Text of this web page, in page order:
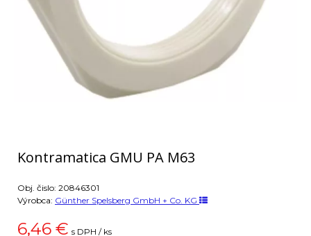
Kontramatica GMU PA M63
Obj. čislo: 20846301
Výrobca: Günther Spelsberg GmbH + Co. KG
6,46 € s DPH / ks